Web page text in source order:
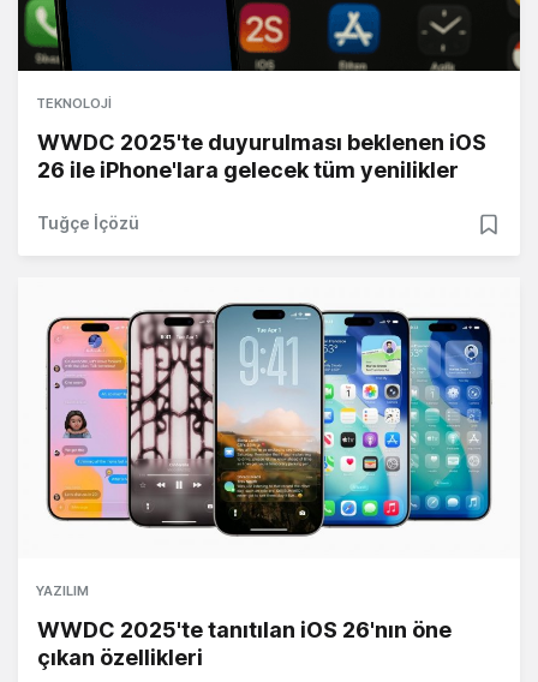
TEKNOLOJI
WWDC 2025'te duyurulması beklenen iOS
26 ile iPhone'lara gelecek tüm yenilikler
Tuğçe İçözü
YAZILIM
WWDC 2025'te tanıtılan iOS 26'nın öne
çıkan özellikleri